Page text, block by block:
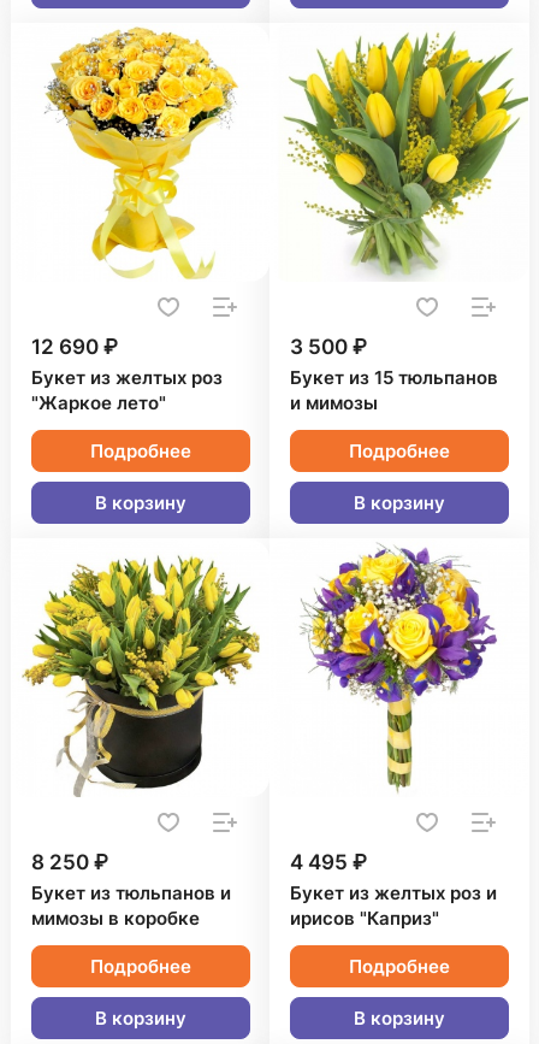
12 690 ₽
Букет из желтых роз
"Жаркое лето"
Подробнее
В корзину
3 500 ₽
Букет из 15 тюльпанов
и мимозы
Подробнее
В корзину
8 250 ₽
Букет из тюльпанов и
мимозы в коробке
Подробнее
В корзину
4 495 ₽
Букет из желтых роз и
ирисов "Каприз"
Подробнее
В корзину